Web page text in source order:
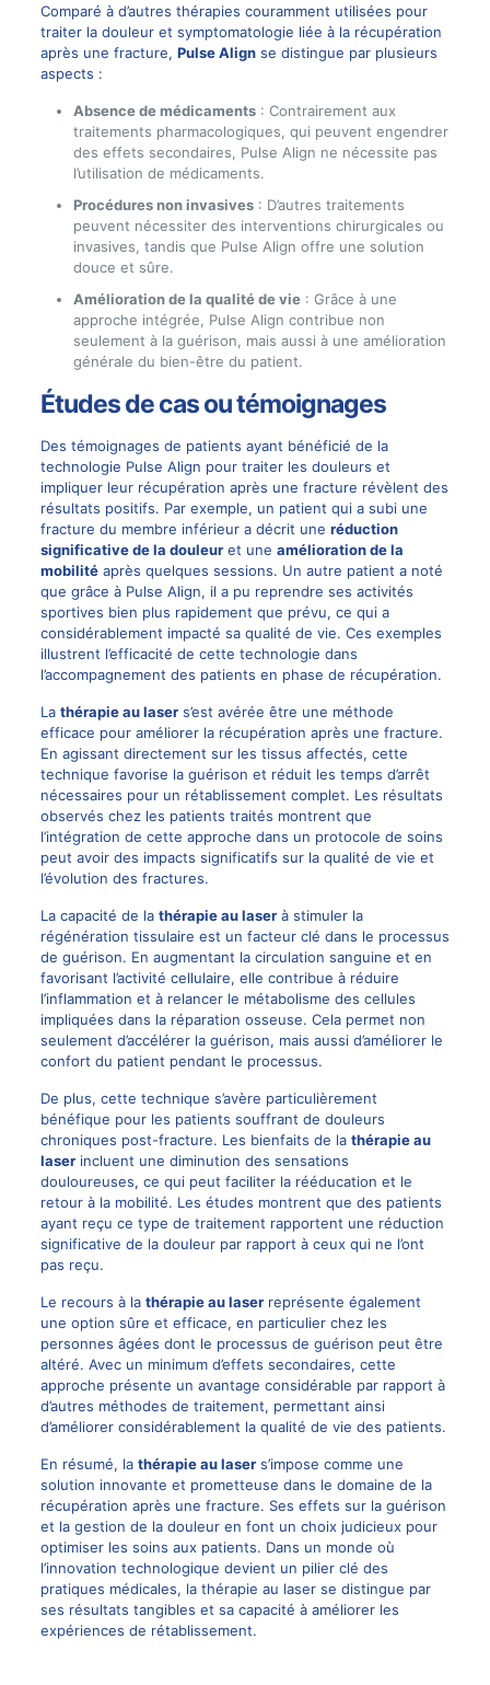
Comparé à d’autres thérapies couramment utilisées pour
traiter la douleur et symptomatologie liée à la récupération
après une fracture, Pulse Alignse distingue par plusieurs
aspects :
Absence de médicaments: Contrairement aux
traitements pharmacologiques, qui peuvent engendrer
des effets secondaires, Pulse Align ne nécessite pas
l’utilisation de médicaments.
Procédures non invasives: D’autres traitements
peuvent nécessiter des interventions chirurgicales ou
invasives, tandis que Pulse Align offre une solution
douce et sûre.
Amélioration de la qualité de vie: Grâce à une
approche intégrée, Pulse Align contribue non
seulement à la guérison, mais aussi à une amélioration
générale du bien-être du patient.
Études de cas ou témoignages
Des témoignages de patients ayant bénéficié de la
technologie Pulse Align pour traiter les douleurs et
impliquer leur récupération après une fracture révèlent des
résultats positifs. Par exemple, un patient qui a subi une
fracture du membre inférieur a décrit une réduction
significative de la douleuret une amélioration de la
mobilitéaprès quelques sessions. Un autre patient a noté
que grâce à Pulse Align, il a pu reprendre ses activités
sportives bien plus rapidement que prévu, ce qui a
considérablement impacté sa qualité de vie. Ces exemples
illustrent l’efficacité de cette technologie dans
l’accompagnement des patients en phase de récupération.
La thérapie au lasers’est avérée être une méthode
efficace pour améliorer la récupération après une fracture.
En agissant directement sur les tissus affectés, cette
technique favorise la guérison et réduit les temps d’arrêt
nécessaires pour un rétablissement complet. Les résultats
observés chez les patients traités montrent que
l’intégration de cette approche dans un protocole de soins
peut avoir des impacts significatifs sur la qualité de vie et
l’évolution des fractures.
La capacité de la thérapie au laserà stimuler la
régénération tissulaire est un facteur clé dans le processus
de guérison. En augmentant la circulation sanguine et en
favorisant l’activité cellulaire, elle contribue à réduire
l’inflammation et à relancer le métabolisme des cellules
impliquées dans la réparation osseuse. Cela permet non
seulement d’accélérer la guérison, mais aussi d’améliorer le
confort du patient pendant le processus.
De plus, cette technique s’avère particulièrement
bénéfique pour les patients souffrant de douleurs
chroniques post-fracture. Les bienfaits de la thérapie au
laserincluent une diminution des sensations
douloureuses, ce qui peut faciliter la rééducation et le
retour à la mobilité. Les études montrent que des patients
ayant reçu ce type de traitement rapportent une réduction
significative de la douleur par rapport à ceux qui ne l’ont
pas reçu.
Le recours à la thérapie au laserreprésente également
une option sûre et efficace, en particulier chez les
personnes âgées dont le processus de guérison peut être
altéré. Avec un minimum d’effets secondaires, cette
approche présente un avantage considérable par rapport à
d’autres méthodes de traitement, permettant ainsi
d’améliorer considérablement la qualité de vie des patients.
En résumé, la thérapie au lasers’impose comme une
solution innovante et prometteuse dans le domaine de la
récupération après une fracture. Ses effets sur la guérison
et la gestion de la douleur en font un choix judicieux pour
optimiser les soins aux patients. Dans un monde où
l’innovation technologique devient un pilier clé des
pratiques médicales, la thérapie au laser se distingue par
ses résultats tangibles et sa capacité à améliorer les
expériences de rétablissement.